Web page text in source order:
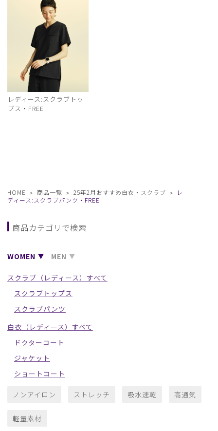
レディース:スクラブトッ
プス・FREE
HOME 商品一覧 25年2月おすすめ白衣・スクラブ
レ
ディース:スクラブパンツ・FREE
商品カテゴリで検索
WOMEN MEN
スクラブ（レディース）すべて
スクラブトップス
スクラブパンツ
白衣（レディース）すべて
ドクターコート
ジャケット
ショートコート
ノンアイロン ストレッチ 吸水速乾 高通気
軽量素材